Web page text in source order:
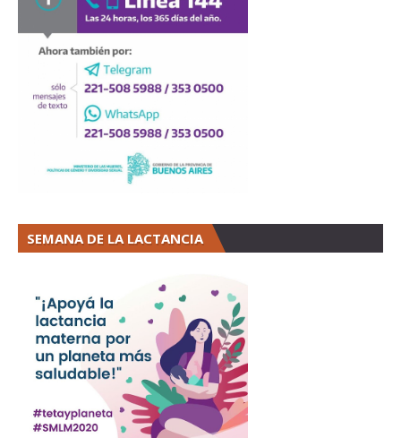
SEMANA DE LA LACTANCIA